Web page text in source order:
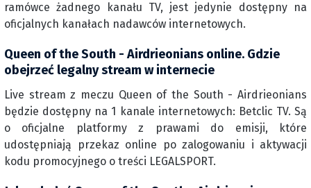
ramówce żadnego kanału TV, jest jedynie dostępny na
oficjalnych kanałach nadawców internetowych.
Queen of the South - Airdrieonians online. Gdzie
obejrzeć legalny stream w internecie
Live stream z meczu Queen of the South - Airdrieonians
będzie dostępny na 1 kanale internetowych: Betclic TV. Są
o oficjalne platformy z prawami do emisji, które
udostępniają przekaz online po zalogowaniu i aktywacji
kodu promocyjnego o treści LEGALSPORT.